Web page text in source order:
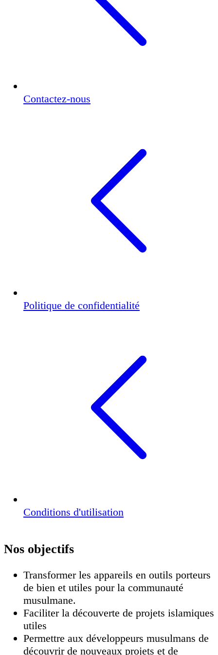
Contactez-nous
Politique de confidentialité
Conditions d'utilisation
Nos objectifs
Transformer les appareils en outils porteurs
de bien et utiles pour la communauté
musulmane.
Faciliter la découverte de projets islamiques
utiles
Permettre aux développeurs musulmans de
découvrir de nouveaux projets et de